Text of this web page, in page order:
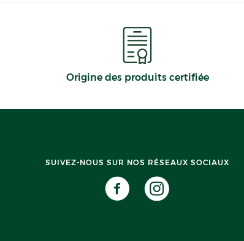
Origine des produits certifiée
SUIVEZ-NOUS SUR NOS RÉSEAUX SOCIAUX